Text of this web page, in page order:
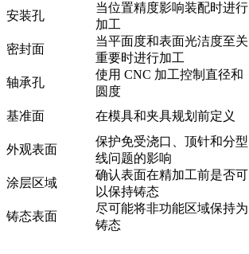
安装孔
当位置精度影响装配时进行
加工
密封面
当平面度和表面光洁度至关
重要时进行加工
轴承孔
使用 CNC 加工控制直径和
圆度
基准面 在模具和夹具规划前定义
外观表面
保护免受浇口、顶针和分型
线问题的影响
涂层区域
确认表面在精加工前是否可
以保持铸态
铸态表面
尽可能将非功能区域保持为
铸态